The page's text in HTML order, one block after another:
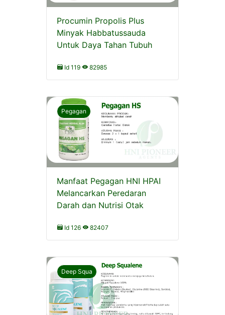
Procumin Propolis Plus
Minyak Habbatussauda
Untuk Daya Tahan Tubuh
Id 119 82985
Pegagan
Manfaat Pegagan HNI HPAI
Melancarkan Peredaran
Darah dan Nutrisi Otak
Id 126 82407
Deep Squa